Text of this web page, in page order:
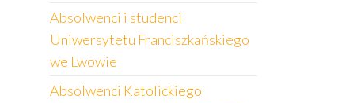
Absolwenci i studenci
Uniwersytetu Franciszkańskiego
we Lwowie
Absolwenci Katolickiego